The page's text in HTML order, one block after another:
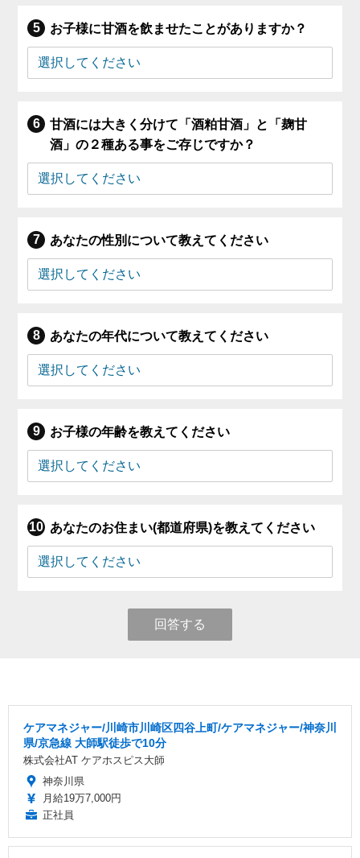
お子様に甘酒を飲ませたことがありますか？
甘酒には大きく分けて「酒粕甘酒」と「麹甘
酒」の２種ある事をご存じですか？
あなたの性別について教えてください
あなたの年代について教えてください
お子様の年齢を教えてください
あなたのお住まい(都道府県)を教えてください
回答する
ケアマネジャー/川崎市川崎区四谷上町/ケアマネジャー/神奈川
県/京急線 大師駅徒歩で10分
株式会社AT ケアホスピス大師
神奈川県
月給19万7,000円
正社員